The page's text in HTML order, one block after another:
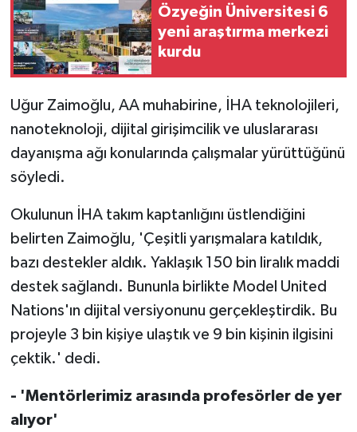
Özyeğin Üniversitesi 6
yeni araştırma merkezi
kurdu
Uğur Zaimoğlu, AA muhabirine, İHA teknolojileri,
nanoteknoloji, dijital girişimcilik ve uluslararası
dayanışma ağı konularında çalışmalar yürüttüğünü
söyledi.
Okulunun İHA takım kaptanlığını üstlendiğini
belirten Zaimoğlu, 'Çeşitli yarışmalara katıldık,
bazı destekler aldık. Yaklaşık 150 bin liralık maddi
destek sağlandı. Bununla birlikte Model United
Nations'ın dijital versiyonunu gerçekleştirdik. Bu
projeyle 3 bin kişiye ulaştık ve 9 bin kişinin ilgisini
çektik.' dedi.
- 'Mentörlerimiz arasında profesörler de yer
alıyor'